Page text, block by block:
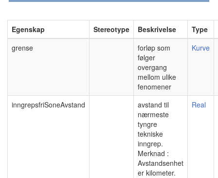
Egenskap Stereotype Beskrivelse
Type
grense
forløp som
følger
overgang
mellom ulike
fenomener
Kurve
inngrepsfriSoneAvstand
avstand til
nærmeste
tyngre
tekniske
inngrep.
Merknad :
Avstandsenhet
er kilometer.
Real